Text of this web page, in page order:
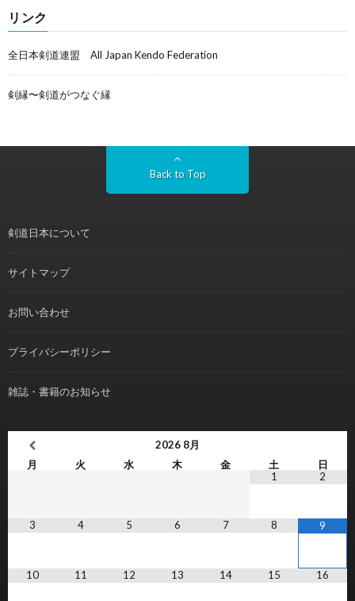
リンク
全日本剣道連盟 All Japan Kendo Federation
剣縁〜剣道がつなぐ縁
Back to Top
剣道日本について
サイトマップ
お問い合わせ
プライバシーポリシー
雑誌・書籍のお知らせ
2026 8月
月
火 水 木 金 土
日
1
2
3 4 5 6 7 8 9
10 11 12 13 14 15 16